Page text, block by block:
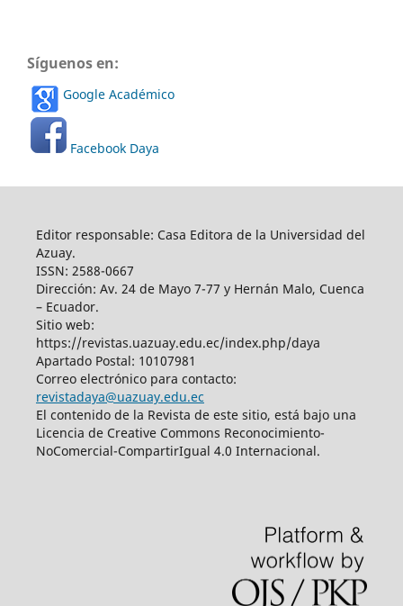
Síguenos en:
Google Académico
Facebook Daya
Editor responsable: Casa Editora de la Universidad del
Azuay.
ISSN: 2588-0667
Dirección: Av. 24 de Mayo 7-77 y Hernán Malo, Cuenca
– Ecuador.
Sitio web:
https://revistas.uazuay.edu.ec/index.php/daya
Apartado Postal: 10107981
Correo electrónico para contacto:
revistadaya@uazuay.edu.ec
El contenido de la Revista de este sitio, está bajo una
Licencia de Creative Commons Reconocimiento-
NoComercial-CompartirIgual 4.0 Internacional.